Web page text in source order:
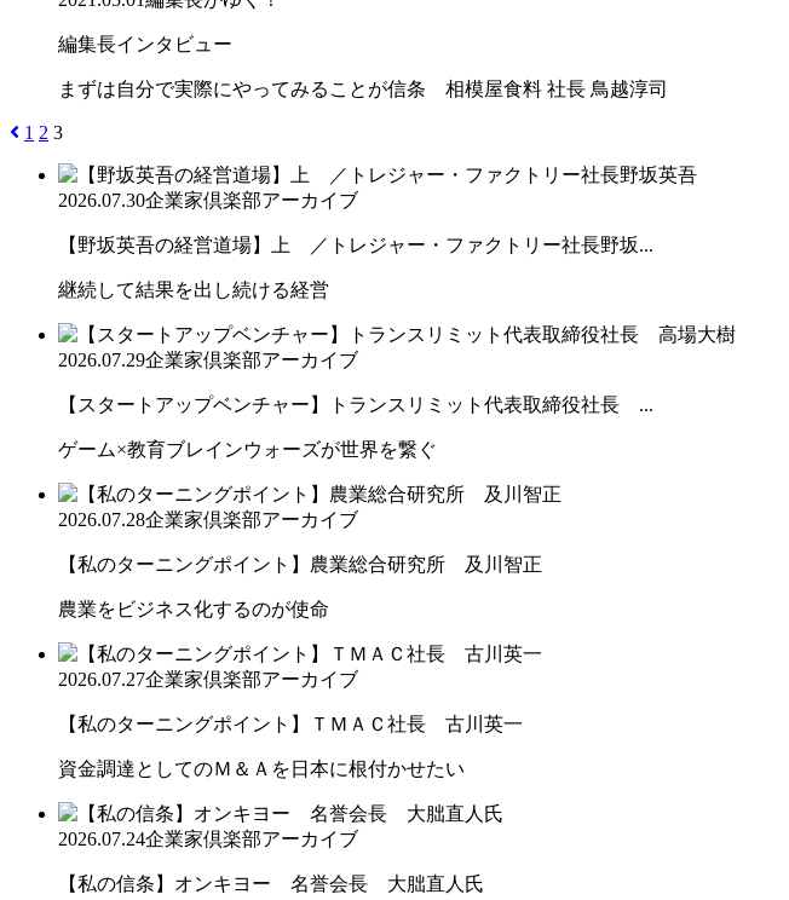
編集長インタビュー
まずは自分で実際にやってみることが信条 相模屋食料 社長 鳥越淳司
1 2 3
2026.07.30企業家倶楽部アーカイブ
【野坂英吾の経営道場】上 ／トレジャー・ファクトリー社長野坂...
継続して結果を出し続ける経営
2026.07.29企業家倶楽部アーカイブ
【スタートアップベンチャー】トランスリミット代表取締役社長 ...
ゲーム×教育ブレインウォーズが世界を繋ぐ
2026.07.28企業家倶楽部アーカイブ
【私のターニングポイント】農業総合研究所 及川智正
農業をビジネス化するのが使命
2026.07.27企業家倶楽部アーカイブ
【私のターニングポイント】ＴＭＡＣ社長 古川英一
資金調達としてのＭ＆Ａを日本に根付かせたい
2026.07.24企業家倶楽部アーカイブ
【私の信条】オンキヨー 名誉会長 大朏直人氏